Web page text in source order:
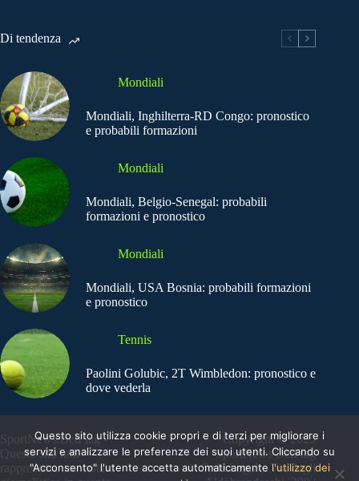
Di tendenza
Mondiali
Mondiali, Inghilterra-RD Congo: pronostico
e probabili formazioni
Mondiali
Mondiali, Belgio-Senegal: probabili
formazioni e pronostico
Mondiali
Mondiali, USA Bosnia: probabili formazioni
e pronostico
Tennis
Paolini Golubic, 2T Wimbledon: pronostico e
dove vederla
SportNews.BetFlag -
Questo sito non
rappresenta una testata
Copyright © 2025
SportNews BetFlag
Sede Legale: Via degli
Questo sito utilizza cookie propri e di terzi per migliorare i
servizi e analizzare le preferenze dei suoi utenti. Cliccando su
"Acconsento" l'utente accetta automaticamente l'utilizzo dei